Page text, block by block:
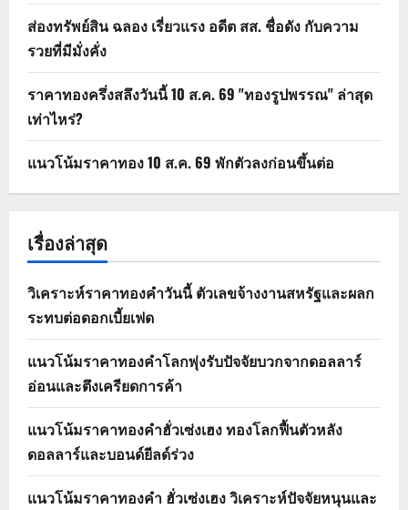
ส่องทรัพย์สิน ฉลอง เรี่ยวแรง อดีต สส. ชื่อดัง กับความ
รวยที่มีมั่งคั่ง
ราคาทองครึ่งสลึงวันนี้ 10 ส.ค. 69 "ทองรูปพรรณ" ล่าสุด
เท่าไหร่?
แนวโน้มราคาทอง 10 ส.ค. 69 พักตัวลงก่อนขึ้นต่อ
เรื่องล่าสุด
วิเคราะห์ราคาทองคำวันนี้ ตัวเลขจ้างงานสหรัฐและผลก
ระทบต่อดอกเบี้ยเฟด
แนวโน้มราคาทองคำโลกพุ่งรับปัจจัยบวกจากดอลลาร์
อ่อนและตึงเครียดการค้า
แนวโน้มราคาทองคำฮั่วเซ่งเฮง ทองโลกฟื้นตัวหลัง
ดอลลาร์และบอนด์ยีลด์ร่วง
แนวโน้มราคาทองคำ ฮั่วเซ่งเฮง วิเคราะห์ปัจจัยหนุนและ